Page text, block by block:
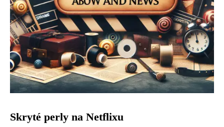
Skryté perly na Netflixu